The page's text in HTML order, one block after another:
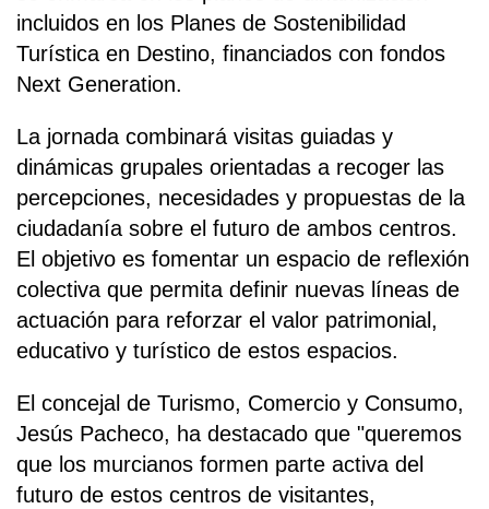
incluidos en los Planes de Sostenibilidad
Turística en Destino, financiados con fondos
Next Generation.
La jornada combinará visitas guiadas y
dinámicas grupales orientadas a recoger las
percepciones, necesidades y propuestas de la
ciudadanía sobre el futuro de ambos centros.
El objetivo es fomentar un espacio de reflexión
colectiva que permita definir nuevas líneas de
actuación para reforzar el valor patrimonial,
educativo y turístico de estos espacios.
El concejal de Turismo, Comercio y Consumo,
Jesús Pacheco, ha destacado que "queremos
que los murcianos formen parte activa del
futuro de estos centros de visitantes,